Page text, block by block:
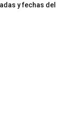
y fechas del